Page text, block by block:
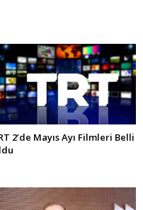
2’de Mayıs Ayı Filmleri Belli